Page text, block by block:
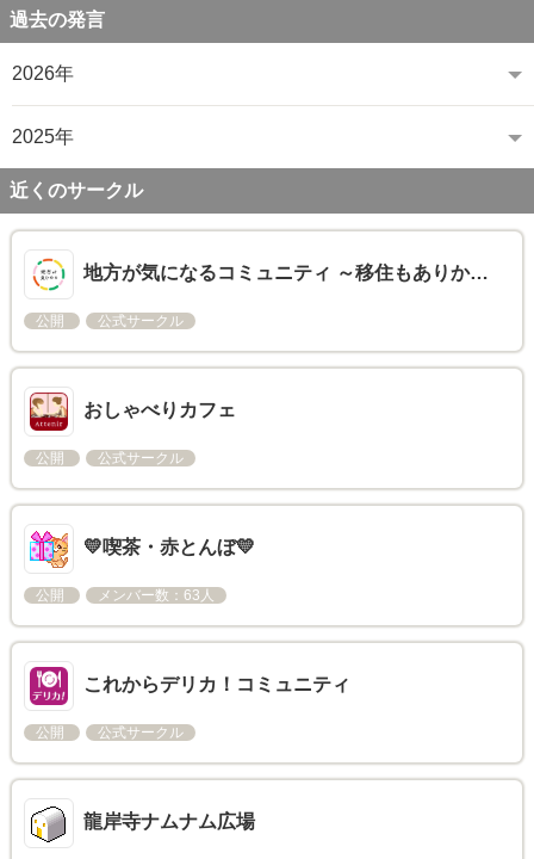
過去の発言
2026年
2025年
近くのサークル
地方が気になるコミュニティ ～移住もありか…
公開 公式サークル
おしゃべりカフェ
公開 公式サークル
💛喫茶・赤とんぼ💛
公開 メンバー数：63人
これからデリカ！コミュニティ
公開 公式サークル
龍岸寺ナムナム広場